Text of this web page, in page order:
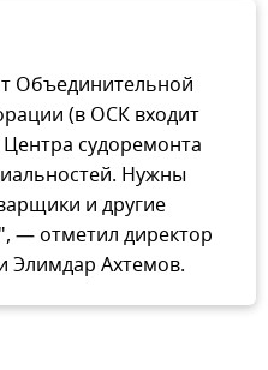
Объединительной
(в ОСК входит
судоремонта
Нужны
и другие
— отметил директор
Элимдар Ахтемов.